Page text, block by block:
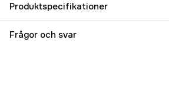
Produktspecifikationer
Referensnummer
Frågor och svar